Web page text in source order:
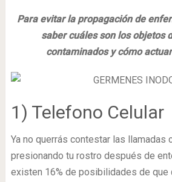
Para evitar la propagación de
saber cuáles son los objetos
contaminados y cómo
1) Telefono Celular
Ya no querrás contestar las llamadas
presionando tu rostro después de
existen 16% de posibilidades de que